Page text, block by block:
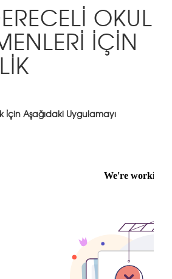
OKUL
İÇİN
İçin Aşağıdaki Uygulamayı